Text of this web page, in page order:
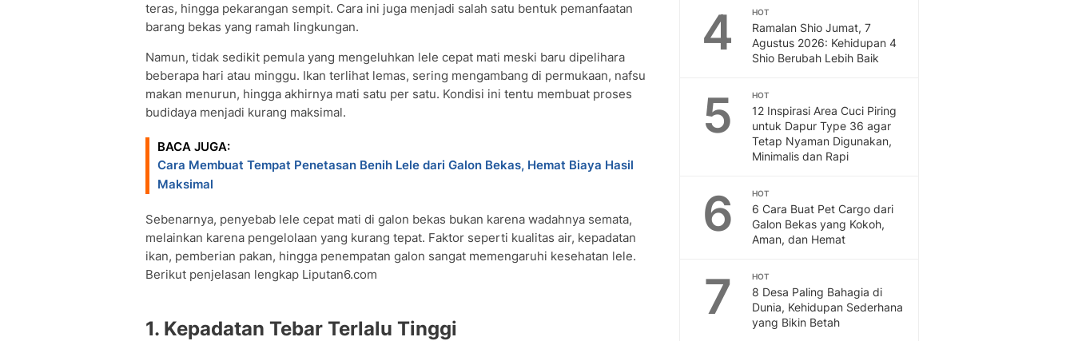
teras, hingga pekarangan sempit. Cara ini juga menjadi salah satu bentuk pemanfaatan
barang bekas yang ramah lingkungan.
Namun, tidak sedikit pemula yang mengeluhkan lele cepat mati meski baru dipelihara
beberapa hari atau minggu. Ikan terlihat lemas, sering mengambang di permukaan, nafsu
makan menurun, hingga akhirnya mati satu per satu. Kondisi ini tentu membuat proses
budidaya menjadi kurang maksimal.
BACA JUGA:
Cara Membuat Tempat Penetasan Benih Lele dari Galon Bekas, Hemat Biaya Hasil
Maksimal
Sebenarnya, penyebab lele cepat mati di galon bekas bukan karena wadahnya semata,
melainkan karena pengelolaan yang kurang tepat. Faktor seperti kualitas air, kepadatan
ikan, pemberian pakan, hingga penempatan galon sangat memengaruhi kesehatan lele.
Berikut penjelasan lengkap Liputan6.com
1. Kepadatan Tebar Terlalu Tinggi
4 HOT
Ramalan Shio Jumat, 7
Agustus 2026: Kehidupan 4
Shio Berubah Lebih Baik
5 HOT
12 Inspirasi Area Cuci Piring
untuk Dapur Type 36 agar
Tetap Nyaman Digunakan,
Minimalis dan Rapi
6 HOT
6 Cara Buat Pet Cargo dari
Galon Bekas yang Kokoh,
Aman, dan Hemat
7 HOT
8 Desa Paling Bahagia di
Dunia, Kehidupan Sederhana
yang Bikin Betah